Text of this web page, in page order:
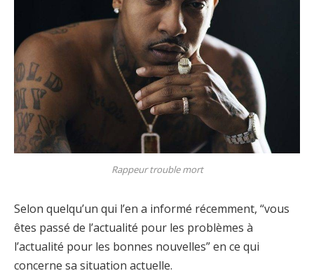
Rappeur trouble mort
Selon quelqu’un qui l’en a informé récemment, “vous
êtes passé de l’actualité pour les problèmes à
l’actualité pour les bonnes nouvelles” en ce qui
concerne sa situation actuelle.